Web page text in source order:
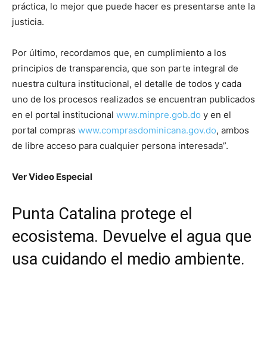
práctica, lo mejor que puede hacer es presentarse ante la
justicia.
Por último, recordamos que, en cumplimiento a los
principios de transparencia, que son parte integral de
nuestra cultura institucional, el detalle de todos y cada
uno de los procesos realizados se encuentran publicados
en el portal institucional www.minpre.gob.do y en el
portal compras www.comprasdominicana.gov.do, ambos
de libre acceso para cualquier persona interesada”.
Ver Video Especial
Punta Catalina protege el
ecosistema. Devuelve el agua que
usa cuidando el medio ambiente.